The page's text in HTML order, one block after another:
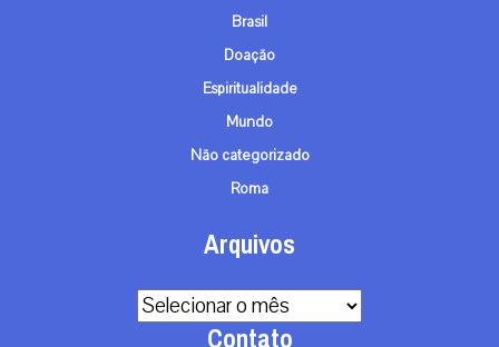
Brasil
Doação
Espiritualidade
Mundo
Não categorizado
Roma
Arquivos
Arquivos